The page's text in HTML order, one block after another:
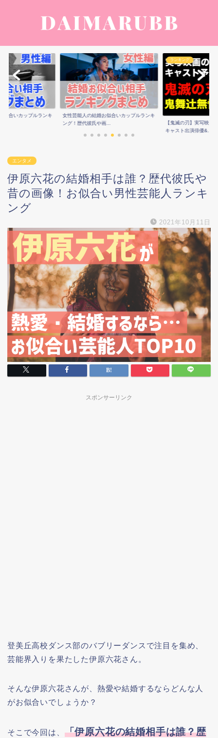
似合いカップルランキ
女性芸能人の結婚お似合いカップルランキ
ング！歴代彼氏や画...
ランキング
【鬼滅の刃】実写映画
キャスト出演俳優&...
エンタメ
伊原六花の結婚相手は誰？歴代彼氏や
昔の画像！お似合い男性芸能人ランキ
ング
2021年10月11日
スポンサーリンク
登美丘高校ダンス部のバブリーダンスで注目を集め、
芸能界入りを果たした伊原六花さん。
そんな伊原六花さんが、熱愛や結婚するならどんな人
がお似合いでしょうか？
そこで今回は、 「伊原六花の結婚相手は誰？歴